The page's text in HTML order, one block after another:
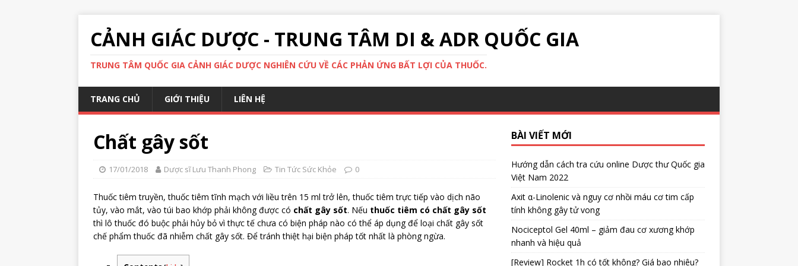
CẢNH GIÁC DƯỢC - TRUNG TÂM DI & ADR QUỐC GIA
TRUNG TÂM QUỐC GIA CẢNH GIÁC DƯỢC NGHIÊN CỨU VỀ CÁC PHẢN ỨNG BẤT LỢI CỦA THUỐC.
TRANG CHỦ GIỚI THIỆU LIÊN HỆ
Chất gây sốt
17/01/2018 Dược sĩ Lưu Thanh Phong Tin Tức Sức Khỏe 0
Thuốc tiêm truyền, thuốc tiêm tĩnh mạch với liều trên 15 ml trở lên, thuốc tiêm trực tiếp vào dịch não
tủy, vào mắt, vào túi bao khớp phải không được có chất gây sốt. Nếu thuốc tiêm có chất gây sốt
thì lô thuốc đó buộc phải hủy bỏ vì thực tế chưa có biện pháp nào có thể áp dụng để loại chất gây sốt
chế phẩm thuốc đã nhiễm chất gây sốt. Để tránh thiệt hại biện pháp tốt nhất là phòng ngừa.
BÀI VIẾT MỚI
Hướng dẫn cách tra cứu online Dược thư Quốc gia
Việt Nam 2022
Axit α-Linolenic và nguy cơ nhồi máu cơ tim cấp
tính không gây tử vong
Nociceptol Gel 40ml – giảm đau cơ xương khớp
nhanh và hiệu quả
[Review] Rocket 1h có tốt không? Giá bao nhiêu?